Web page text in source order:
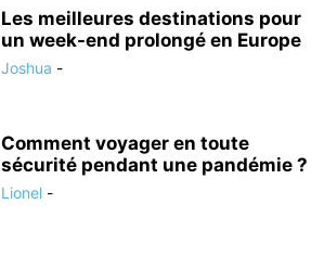
Les meilleures destinations pour
un week-end prolongé en Europe
Joshua -
Comment voyager en toute
sécurité pendant une pandémie ?
Lionel -